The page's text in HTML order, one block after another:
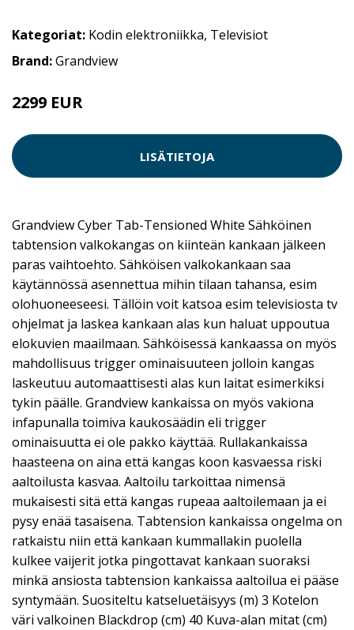
Kategoriat: Kodin elektroniikka, Televisiot
Brand:Grandview
2299 EUR
LISÄTIETOJA
Grandview Cyber Tab-Tensioned White Sähköinen
tabtension valkokangas on kiinteän kankaan jälkeen
paras vaihtoehto. Sähköisen valkokankaan saa
käytännössä asennettua mihin tilaan tahansa, esim
olohuoneeseesi. Tällöin voit katsoa esim televisiosta tv
ohjelmat ja laskea kankaan alas kun haluat uppoutua
elokuvien maailmaan. Sähköisessä kankaassa on myös
mahdollisuus trigger ominaisuuteen jolloin kangas
laskeutuu automaattisesti alas kun laitat esimerkiksi
tykin päälle. Grandview kankaissa on myös vakiona
infapunalla toimiva kaukosäädin eli trigger
ominaisuutta ei ole pakko käyttää. Rullakankaissa
haasteena on aina että kangas koon kasvaessa riski
aaltoilusta kasvaa. Aaltoilu tarkoittaa nimensä
mukaisesti sitä että kangas rupeaa aaltoilemaan ja ei
pysy enää tasaisena. Tabtension kankaissa ongelma on
ratkaistu niin että kankaan kummallakin puolella
kulkee vaijerit jotka pingottavat kankaan suoraksi
minkä ansiosta tabtension kankaissa aaltoilua ei pääse
syntymään. Suositeltu katseluetäisyys (m) 3 Kotelon
väri valkoinen Blackdrop (cm) 40 Kuva-alan mitat (cm)